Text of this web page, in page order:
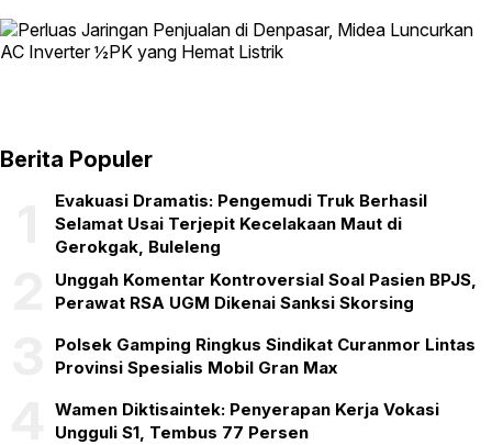
Berita Populer
Evakuasi Dramatis: Pengemudi Truk Berhasil
Selamat Usai Terjepit Kecelakaan Maut di
Gerokgak, Buleleng
Unggah Komentar Kontroversial Soal Pasien BPJS,
Perawat RSA UGM Dikenai Sanksi Skorsing
Polsek Gamping Ringkus Sindikat Curanmor Lintas
Provinsi Spesialis Mobil Gran Max
Wamen Diktisaintek: Penyerapan Kerja Vokasi
Ungguli S1, Tembus 77 Persen